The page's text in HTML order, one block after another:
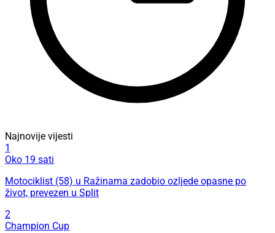
Najnovije vijesti
1
Oko 19 sati
Motociklist (58) u Ražinama zadobio ozljede opasne po
život, prevezen u Split
2
Champion Cup